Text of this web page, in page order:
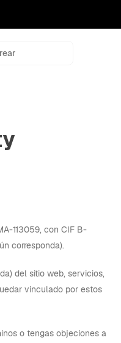
113059, con CIF B-
corresponda).
del sitio web, servicios,
vinculado por estos
o tengas objeciones a